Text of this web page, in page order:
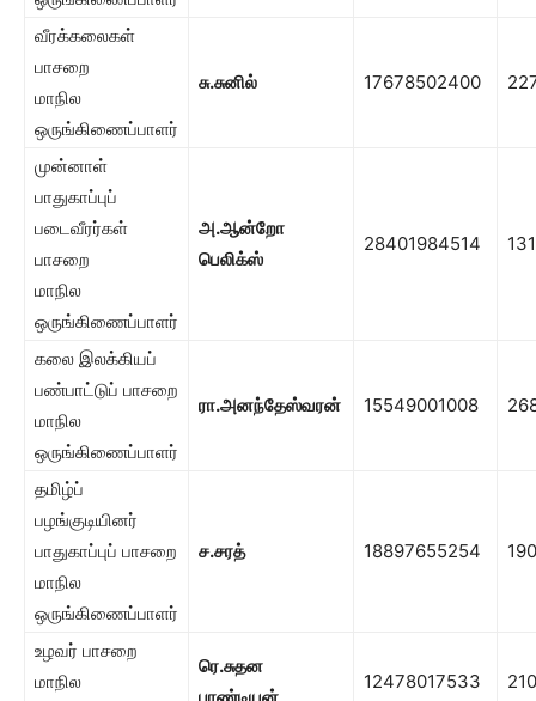
வீரக்கலைகள்
பாசறை
மாநில
ஒருங்கிணைப்பாளர்
சு.சுனில் 17678502400
முன்னாள்
பாதுகாப்புப்
படைவீரர்கள்
பாசறை
மாநில
ஒருங்கிணைப்பாளர்
அ.ஆன்றோ
பெலிக்ஸ்
28401984514 131
கலை இலக்கியப்
பண்பாட்டுப் பாசறை
மாநில
ஒருங்கிணைப்பாளர்
ரா.அனந்தேஸ்வரன் 15549001008
தமிழ்ப்
பழங்குடியினர்
பாதுகாப்புப் பாசறை
மாநில
ஒருங்கிணைப்பாளர்
ச.சரத் 18897655254 190
உழவர் பாசறை
மாநில
ரெ.சுதன
12478017533 210